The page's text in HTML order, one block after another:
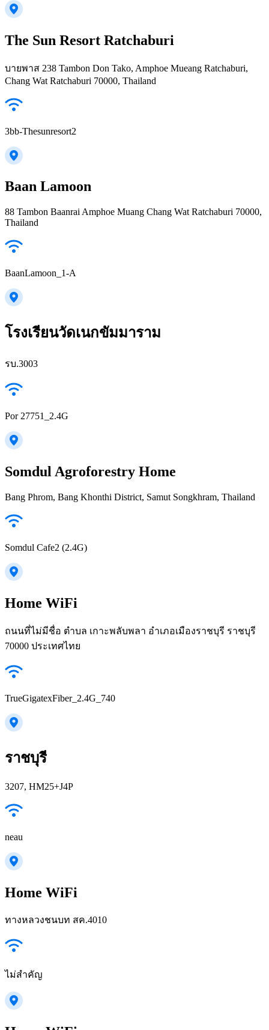
The Sun Resort Ratchaburi
บายพาส 238 Tambon Don Tako, Amphoe Mueang Ratchaburi,
Chang Wat Ratchaburi 70000, Thailand
3bb-Thesunresort2
Baan Lamoon
88 Tambon Baanrai Amphoe Muang Chang Wat Ratchaburi 70000,
Thailand
BaanLamoon_1-A
โรงเรียนวัดเนกขัมมาราม
รบ.3003
Por 27751_2.4G
Somdul Agroforestry Home
Bang Phrom, Bang Khonthi District, Samut Songkhram, Thailand
Somdul Cafe2 (2.4G)
Home WiFi
ถนนที่ไม่มีชื่อ ตำบล เกาะพลับพลา อำเภอเมืองราชบุรี ราชบุรี
70000 ประเทศไทย
TrueGigatexFiber_2.4G_740
ราชบุรี
3207, HM25+J4P
neau
Home WiFi
ทางหลวงชนบท สค.4010
ไม่สำคัญ